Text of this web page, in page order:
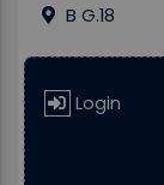
B G.18
Login